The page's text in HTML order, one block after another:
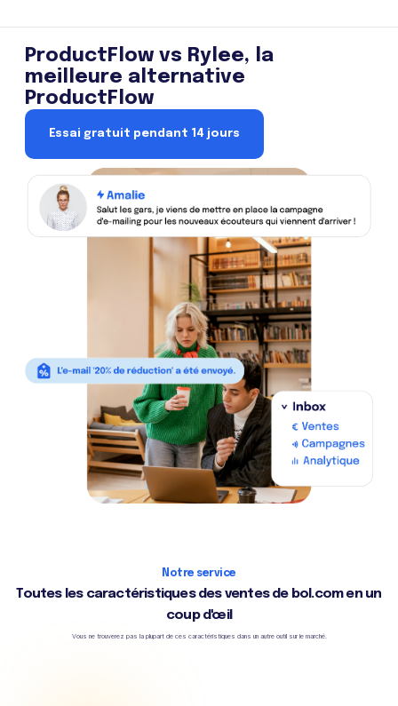
ProductFlow vs Rylee, la
meilleure alternative
ProductFlow
Essai gratuit pendant 14 jours
Notre service
Toutes les caractéristiques des ventes de bol.com en un
coup d'œil
Vous ne trouverez pas la plupart de ces caractéristiques dans un autre outil sur le marché.